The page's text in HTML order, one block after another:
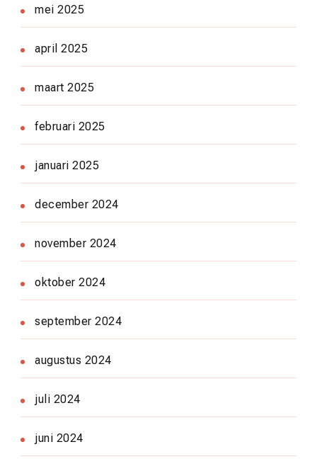
mei 2025
april 2025
maart 2025
februari 2025
januari 2025
december 2024
november 2024
oktober 2024
september 2024
augustus 2024
juli 2024
juni 2024